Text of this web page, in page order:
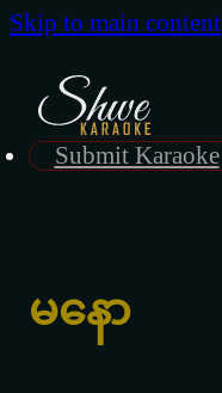
Skip to main content
Submit Karaoke
မနော